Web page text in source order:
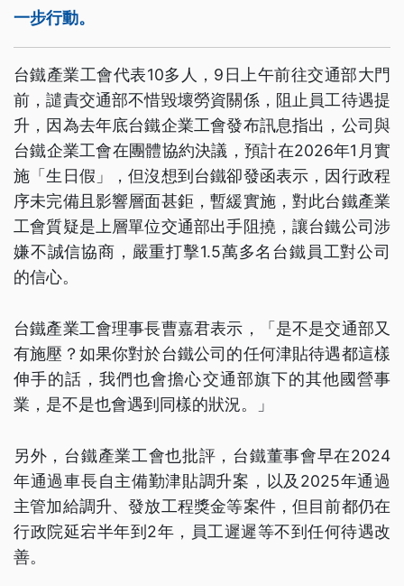
一步行動。
台鐵產業工會代表10多人，9日上午前往交通部大門
前，譴責交通部不惜毀壞勞資關係，阻止員工待遇提
升，因為去年底台鐵企業工會發布訊息指出，公司與
台鐵企業工會在團體協約決議，預計在2026年1月實
施「生日假」，但沒想到台鐵卻發函表示，因行政程
序未完備且影響層面甚鉅，暫緩實施，對此台鐵產業
工會質疑是上層單位交通部出手阻撓，讓台鐵公司涉
嫌不誠信協商，嚴重打擊1.5萬多名台鐵員工對公司
的信心。
台鐵產業工會理事長曹嘉君表示，「是不是交通部又
有施壓？如果你對於台鐵公司的任何津貼待遇都這樣
伸手的話，我們也會擔心交通部旗下的其他國營事
業，是不是也會遇到同樣的狀況。」
另外，台鐵產業工會也批評，台鐵董事會早在2024
年通過車長自主備勤津貼調升案，以及2025年通過
主管加給調升、發放工程獎金等案件，但目前都仍在
行政院延宕半年到2年，員工遲遲等不到任何待遇改
善。